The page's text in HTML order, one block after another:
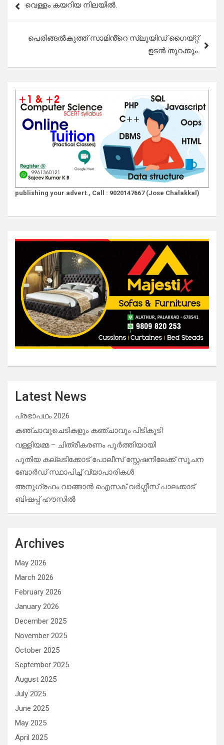
navigation
വെള്ളം കയറിയ നിലയിൽ.
പെരിങ്ങൽകുത്ത് സാമിൻ്റെ സ്ലൂയിഡ് ഗൈയ്റ്റ്
ഉടൻ തുറക്കും.
publishing your advert., Call : 9020147667 (Jose Chalakkal)
Latest News
പ്രഭാപഥം 2026
കഞ്ചാവുചെടികളും കഞ്ചാവും പിടികൂടി
വള്ളിയമ്മ – ചിത്രീകരണം പൂർത്തിയായി
പുതിയ കല്ലടിക്കോട് പോലീസ് സ്റ്റേഷനിലേക്ക് സൂചന
ബോർഡ് സ്ഥാപിച്ച് വ്യാപാരികൾ
അനുഗ്രഹം വാങ്ങാൻ ഐസക് വര്‍ഗ്ഗീസ് പാലക്കാട്
ബിഷപ്പ് ഹൗസില്‍
Archives
May 2026
March 2026
February 2026
January 2026
December 2025
November 2025
October 2025
September 2025
August 2025
July 2025
June 2025
May 2025
April 2025